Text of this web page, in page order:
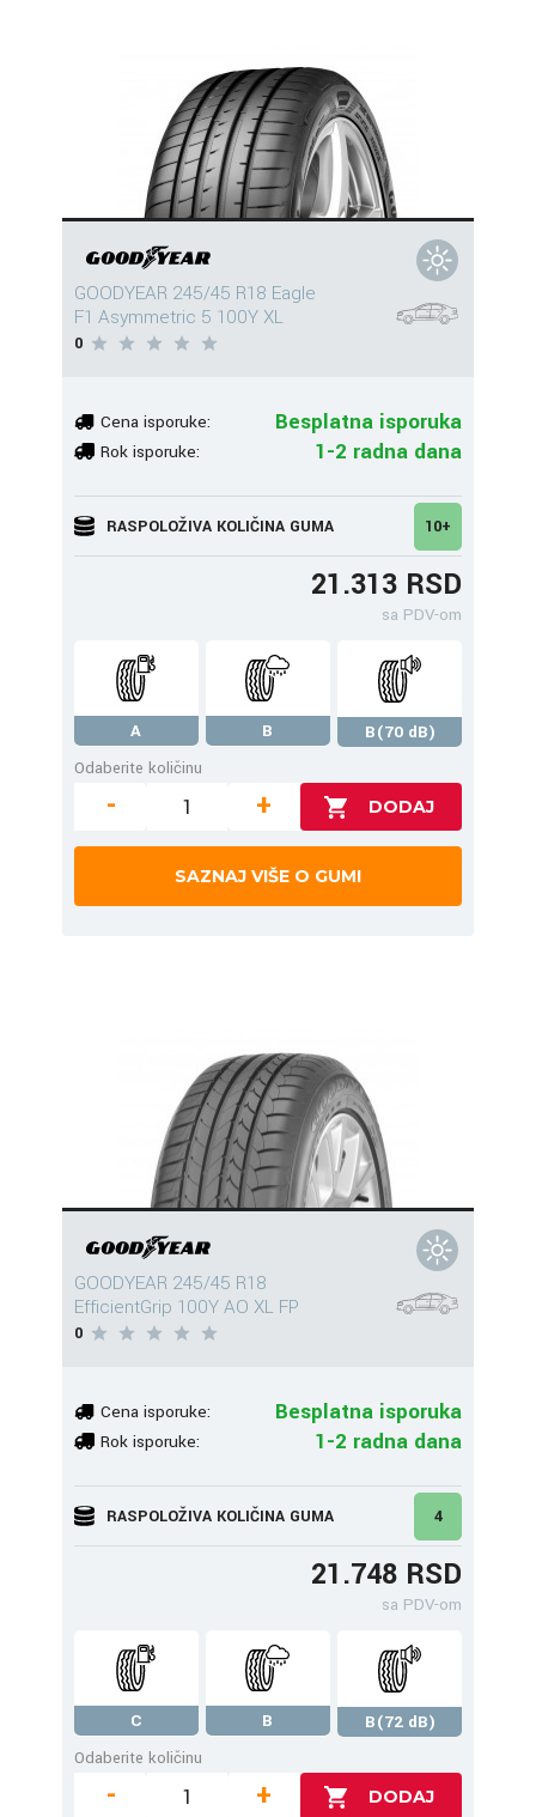
GOODYEAR 245/45 R18 Eagle
F1 Asymmetric 5 100Y XL
0
Cena isporuke: Besplatna isporuka
Rok isporuke: 1-2 radna dana
RASPOLOŽIVA KOLIČINA GUMA 10+
21.313 RSD
sa PDV-om
A B
B(70 dB)
Odaberite količinu
- +
SAZNAJ VIŠE O GUMI
GOODYEAR 245/45 R18
EfficientGrip 100Y AO XL FP
0
Cena isporuke: Besplatna isporuka
Rok isporuke: 1-2 radna dana
RASPOLOŽIVA KOLIČINA GUMA 4
21.748 RSD
sa PDV-om
C B
B(72 dB)
Odaberite količinu
- +